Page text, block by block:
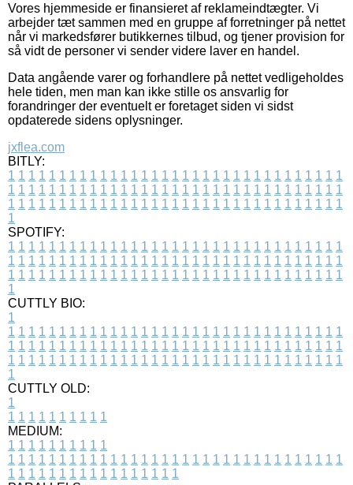
Vores hjemmeside er finansieret af reklameindtægter. Vi
arbejder tæt sammen med en gruppe af forretninger på nettet
når vi markedsfører butikkernes tilbud, og tjener provision for
så vidt de personer vi sender videre laver en handel.
Data angående varer og forhandlere på nettet vedligeholdes
hele tiden, men man kan ikke stille os ansvarlig for
forandringer der eventuelt er foretaget siden vi sidst
opdaterede sidens oplysninger.
jxflea.com
BITLY:
1 1 1 1 1 1 1 1 1 1 1 1 1 1 1 1 1 1 1 1 1 1 1 1 1 1 1 1 1 1 1 1 1
1 1 1 1 1 1 1 1 1 1 1 1 1 1 1 1 1 1 1 1 1 1 1 1 1 1 1 1 1 1 1 1 1
1 1 1 1 1 1 1 1 1 1 1 1 1 1 1 1 1 1 1 1 1 1 1 1 1 1 1 1 1 1 1 1 1
1
SPOTIFY:
1 1 1 1 1 1 1 1 1 1 1 1 1 1 1 1 1 1 1 1 1 1 1 1 1 1 1 1 1 1 1 1 1
1 1 1 1 1 1 1 1 1 1 1 1 1 1 1 1 1 1 1 1 1 1 1 1 1 1 1 1 1 1 1 1 1
1 1 1 1 1 1 1 1 1 1 1 1 1 1 1 1 1 1 1 1 1 1 1 1 1 1 1 1 1 1 1 1 1
1
CUTTLY BIO:
1
1 1 1 1 1 1 1 1 1 1 1 1 1 1 1 1 1 1 1 1 1 1 1 1 1 1 1 1 1 1 1 1 1
1 1 1 1 1 1 1 1 1 1 1 1 1 1 1 1 1 1 1 1 1 1 1 1 1 1 1 1 1 1 1 1 1
1 1 1 1 1 1 1 1 1 1 1 1 1 1 1 1 1 1 1 1 1 1 1 1 1 1 1 1 1 1 1 1 1
1
CUTTLY OLD:
1
1 1 1 1 1 1 1 1 1 1
MEDIUM:
1 1 1 1 1 1 1 1 1 1
1 1 1 1 1 1 1 1 1 1 1 1 1 1 1 1 1 1 1 1 1 1 1 1 1 1 1 1 1 1 1 1 1
1 1 1 1 1 1 1 1 1 1 1 1 1 1 1 1 1